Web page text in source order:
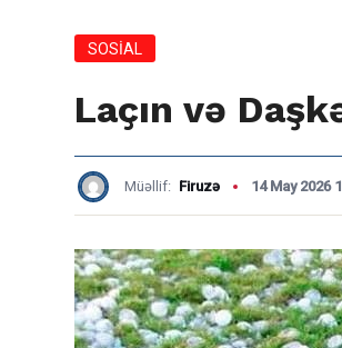
SOSİAL
Laçın və
Müəllif: Firuzə 14 May 2026